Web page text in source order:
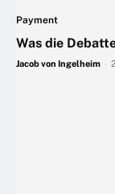
Payment
Was die
Jacob von Ingelheim